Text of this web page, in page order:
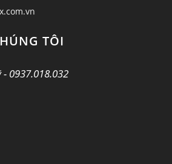
TÔI
0937.018.032